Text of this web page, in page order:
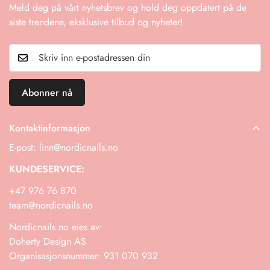
Fraktkostnader: Returfraktkostnader er kundens ansvar med
mindre varen er defekt eller feil.
Hvis du har flere spørsmål eller trenger å starte en retur,
kontakt oss gjerne!
Meld deg på vårt nyhetsbrev og hold deg oppdatert på de
siste trendene, eksklusive tilbud og nyheter!
Abonner nå
Kontaktinformasjon
E-post: linn@nordicnails.no
KUNDESERVICE:
+47 976 76 870
team@nordicnails.no
Nordicnails.no eies av:
Doherty Design AS
Organisasjonsnummer: 931 070 932